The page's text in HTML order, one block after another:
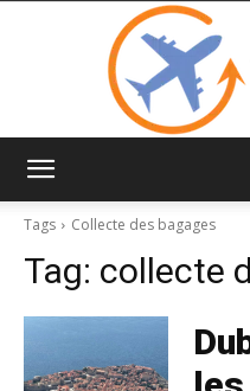
Tags
Collecte des bagages
Tag: collecte